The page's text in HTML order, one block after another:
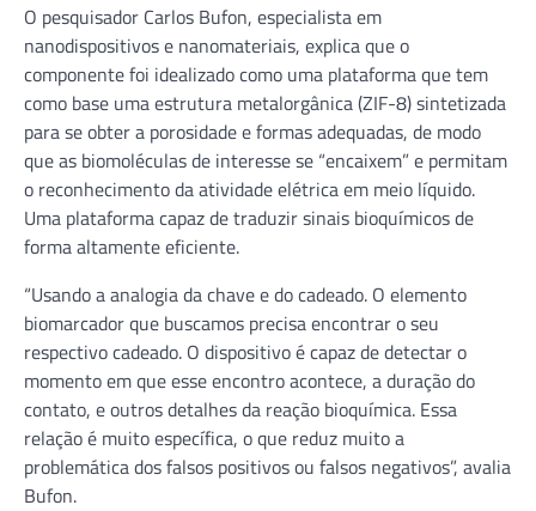
O pesquisador Carlos Bufon, especialista em
nanodispositivos e nanomateriais, explica que o
componente foi idealizado como uma plataforma que tem
como base uma estrutura metalorgânica (ZIF-8) sintetizada
para se obter a porosidade e formas adequadas, de modo
que as biomoléculas de interesse se “encaixem” e permitam
o reconhecimento da atividade elétrica em meio líquido.
Uma plataforma capaz de traduzir sinais bioquímicos de
forma altamente eficiente.
“Usando a analogia da chave e do cadeado. O elemento
biomarcador que buscamos precisa encontrar o seu
respectivo cadeado. O dispositivo é capaz de detectar o
momento em que esse encontro acontece, a duração do
contato, e outros detalhes da reação bioquímica. Essa
relação é muito específica, o que reduz muito a
problemática dos falsos positivos ou falsos negativos”, avalia
Bufon.